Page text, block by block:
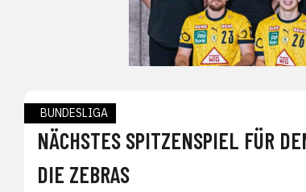
BUNDESLIGA
NÄCHSTES SPITZENSPIEL FÜR
DIE ZEBRAS